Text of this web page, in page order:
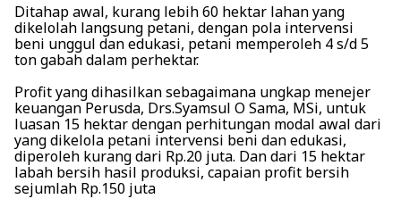
Ditahap awal, kurang lebih 60 hektar lahan yang
dikelolah langsung petani, dengan pola intervensi
beni unggul dan edukasi, petani memperoleh 4 s/d 5
ton gabah dalam perhektar.
Profit yang dihasilkan sebagaimana ungkap menejer
keuangan Perusda, Drs.Syamsul O Sama, MSi, untuk
luasan 15 hektar dengan perhitungan modal awal dari
yang dikelola petani intervensi beni dan edukasi,
diperoleh kurang dari Rp.20 juta. Dan dari 15 hektar
labah bersih hasil produksi, capaian profit bersih
sejumlah Rp.150 juta